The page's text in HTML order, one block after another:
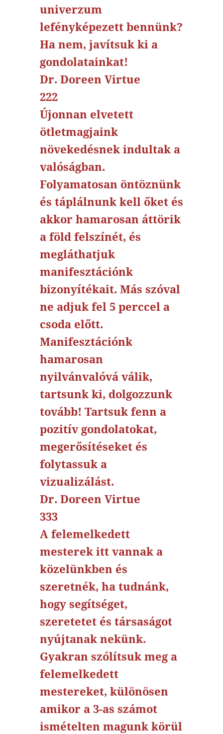
univerzum
lefényképezett bennünk?
Ha nem, javítsuk ki a
gondolatainkat!
Dr. Doreen Virtue
222
Újonnan elvetett
ötletmagjaink
növekedésnek indultak a
valóságban.
Folyamatosan öntöznünk
és táplálnunk kell őket és
akkor hamarosan áttörik
a föld felszínét, és
megláthatjuk
manifesztációnk
bizonyítékait. Más szóval
ne adjuk fel 5 perccel a
csoda előtt.
Manifesztációnk
hamarosan
nyilvánvalóvá válik,
tartsunk ki, dolgozzunk
tovább! Tartsuk fenn a
pozitív gondolatokat,
megerősítéseket és
folytassuk a
vizualizálást.
Dr. Doreen Virtue
333
A felemelkedett
mesterek itt vannak a
közelünkben és
szeretnék, ha tudnánk,
hogy segítséget,
szeretetet és társaságot
nyújtanak nekünk.
Gyakran szólítsuk meg a
felemelkedett
mestereket, különösen
amikor a 3-as számot
ismételten magunk körül